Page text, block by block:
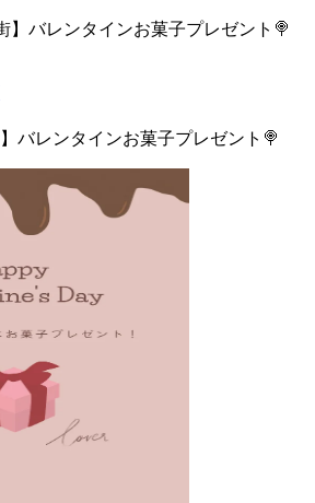
】バレンタインお菓子プレゼント🍭
バレンタインお菓子プレゼント🍭